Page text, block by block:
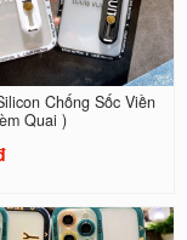
Chống Sốc Viền
Quai )